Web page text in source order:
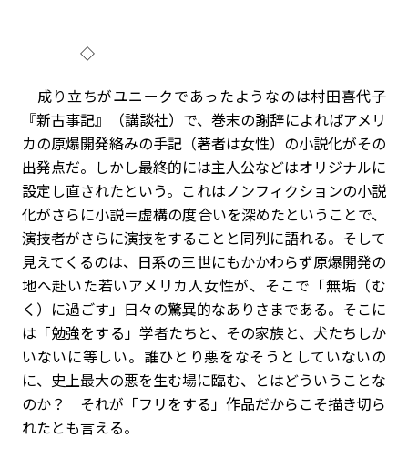
◇
成り立ちがユニークであったようなのは村田喜代子
『新古事記』（講談社）で、巻末の謝辞によればアメリ
カの原爆開発絡みの手記（著者は女性）の小説化がその
出発点だ。しかし最終的には主人公などはオリジナルに
設定し直されたという。これはノンフィクションの小説
化がさらに小説＝虚構の度合いを深めたということで、
演技者がさらに演技をすることと同列に語れる。そして
見えてくるのは、日系の三世にもかかわらず原爆開発の
地へ赴いた若いアメリカ人女性が、そこで「無垢（む
く）に過ごす」日々の驚異的なありさまである。そこに
は「勉強をする」学者たちと、その家族と、犬たちしか
いないに等しい。誰ひとり悪をなそうとしていないの
に、史上最大の悪を生む場に臨む、とはどういうことな
のか？ それが「フリをする」作品だからこそ描き切ら
れたとも言える。